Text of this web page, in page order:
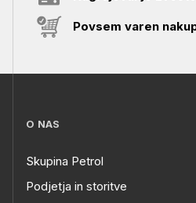
Povsem varen
O NAS
Skupina Petrol
Podjetja in storitve